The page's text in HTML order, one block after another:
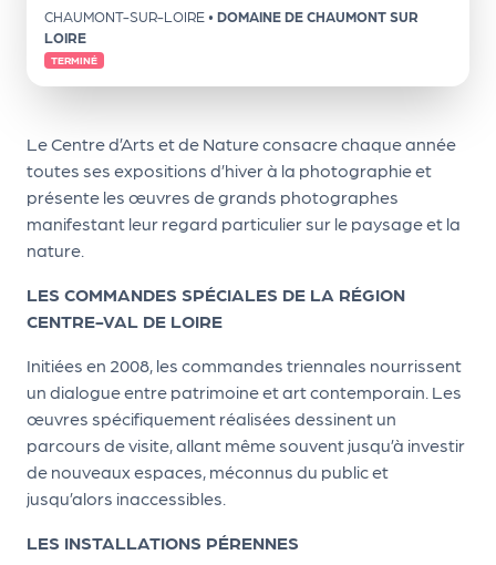
CHAUMONT-SUR-LOIRE • DOMAINE DE CHAUMONT SUR
LOIRE
TERMINÉ
Le Centre d’Arts et de Nature consacre chaque année
toutes ses expositions d’hiver à la photographie et
présente les œuvres de grands photographes
manifestant leur regard particulier sur le paysage et la
nature.
LES COMMANDES SPÉCIALES DE LA RÉGION
CENTRE-VAL DE LOIRE
Initiées en 2008, les commandes triennales nourrissent
un dialogue entre patrimoine et art contemporain. Les
œuvres spécifiquement réalisées dessinent un
parcours de visite, allant même souvent jusqu’à investir
de nouveaux espaces, méconnus du public et
jusqu’alors inaccessibles.
LES INSTALLATIONS PÉRENNES
Ma
g
Sui
vr
e
le
PR
O
G!
N
os
se
rvi
ce
s